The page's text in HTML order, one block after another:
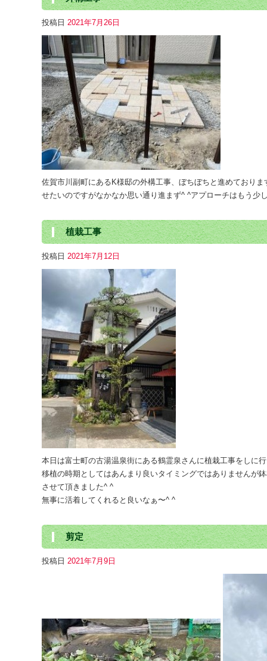
投稿日 2021年7月26日
佐賀市川副町にあるK様邸の外構工事、ぼちぼちと進めており
せたいのですがなかなか思い通り進まず^ ^アプローチはもう少
植栽工事
投稿日 2021年7月12日
本日は富士町の古湯温泉街にある鶴霊泉さんに植栽工事をしに
移植の時期としてはあんまり良いタイミングではありませんが
させて頂きました^ ^
無事に活着してくれると良いなぁ〜^ ^
剪定
投稿日 2021年7月9日